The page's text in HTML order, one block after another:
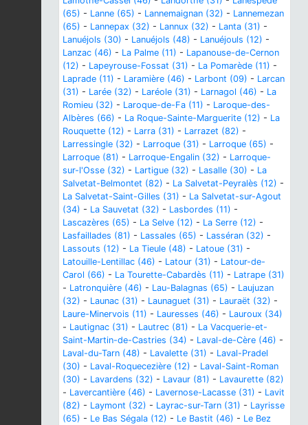
(65) - Lanne (65) - Lannemaignan (32) - Lannemezan
(65) - Lannepax (32) - Lannux (32) - Lanta (31) -
Lanuéjols (30) - Lanuéjols (48) - Lanuéjouls (12) -
Lanzac (46) - La Palme (11) - Lapanouse-de-Cernon
(12) - Lapeyrouse-Fossat (31) - La Pomarède (11) -
Laprade (11) - Laramière (46) - Larbont (09) - Larcan
(31) - Larée (32) - Laréole (31) - Larnagol (46) - La
Romieu (32) - Laroque-de-Fa (11) - Laroque-des-
Albères (66) - La Roque-Sainte-Marguerite (12) - La
Rouquette (12) - Larra (31) - Larrazet (82) -
Larressingle (32) - Larroque (31) - Larroque (65) -
Larroque (81) - Larroque-Engalin (32) - Larroque-
sur-l'Osse (32) - Lartigue (32) - Lasalle (30) - La
Salvetat-Belmontet (82) - La Salvetat-Peyralès (12) -
La Salvetat-Saint-Gilles (31) - La Salvetat-sur-Agout
(34) - La Sauvetat (32) - Lasbordes (11) -
Lascazères (65) - La Selve (12) - La Serre (12) -
Lasfaillades (81) - Lassales (65) - Lasséran (32) -
Lassouts (12) - La Tieule (48) - Latoue (31) -
Latouille-Lentillac (46) - Latour (31) - Latour-de-
Carol (66) - La Tourette-Cabardès (11) - Latrape (31)
- Latronquière (46) - Lau-Balagnas (65) - Laujuzan
(32) - Launac (31) - Launaguet (31) - Lauraët (32) -
Laure-Minervois (11) - Lauresses (46) - Lauroux (34)
- Lautignac (31) - Lautrec (81) - La Vacquerie-et-
Saint-Martin-de-Castries (34) - Laval-de-Cère (46) -
Laval-du-Tarn (48) - Lavalette (31) - Laval-Pradel
(30) - Laval-Roquecezière (12) - Laval-Saint-Roman
(30) - Lavardens (32) - Lavaur (81) - Lavaurette (82)
- Lavercantière (46) - Lavernose-Lacasse (31) - Lavit
(82) - Laymont (32) - Layrac-sur-Tarn (31) - Layrisse
(65) - Le Bas Ségala (12) - Le Bastit (46) - Le Bez